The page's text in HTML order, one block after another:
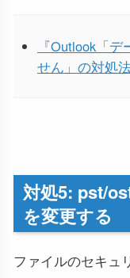
『Outlook「
せん」の対処
対処5: pst/
を変更する
ファイルのセキュ